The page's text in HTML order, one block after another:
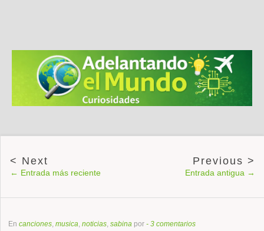
← Entrada más reciente Entrada antigua →
Encanciones,musica,noticias,sabina por- 3 comentarios